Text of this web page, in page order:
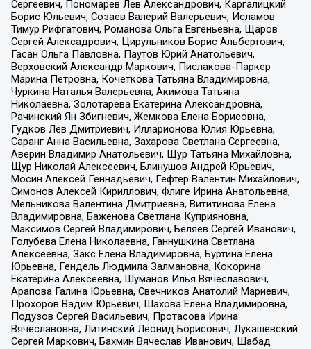
Сергеевич, Пономарев Лев Александрович, Каргалицкий
Борис Юльевич, Созаев Валерий Валерьевич, Исламов
Тимур Рифгатович, Романова Ольга Евгеньевна, Щаров
Сергей Алексадрович, Цирульников Борис Альбертович,
Гасан Ольга Павловна, Паутов Юрий Анатольевич,
Верховский Александр Маркович, Пислакова-Паркер
Марина Петровна, Кочеткова Татьяна Владимировна,
Чуркина Наталья Валерьевна, Акимова Татьяна
Николаевна, Золотарева Екатерина Александровна,
Рачинский Ян Збигневич, Жемкова Елена Борисовна,
Гудков Лев Дмитриевич, Илларионова Юлия Юрьевна,
Саранг Анна Васильевна, Захарова Светлана Сергеевна,
Аверин Владимир Анатольевич, Щур Татьяна Михайловна,
Щур Николай Алексеевич, Блинушов Андрей Юрьевич,
Мосин Алексей Геннадьевич, Гефтер Валентин Михайлович,
Симонов Алексей Кириллович, Флиге Ирина Анатольевна,
Мельникова Валентина Дмитриевна, Вититинова Елена
Владимировна, Баженова Светлана Куприяновна,
Максимов Сергей Владимирович, Беляев Сергей Иванович,
Голубева Елена Николаевна, Ганнушкина Светлана
Алексеевна, Закс Елена Владимировна, Буртина Елена
Юрьевна, Гендель Людмила Залмановна, Кокорина
Екатерина Алексеевна, Шуманов Илья Вячеславович,
Арапова Галина Юрьевна, Свечников Анатолий Мариевич,
Прохоров Вадим Юрьевич, Шахова Елена Владимировна,
Подузов Сергей Васильевич, Протасова Ирина
Вячеславовна, Литинский Леонид Борисович, Лукашевский
Сергей Маркович, Бахмин Вячеслав Иванович, Шабад